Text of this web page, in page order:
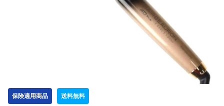
保険適用商品 送料無料